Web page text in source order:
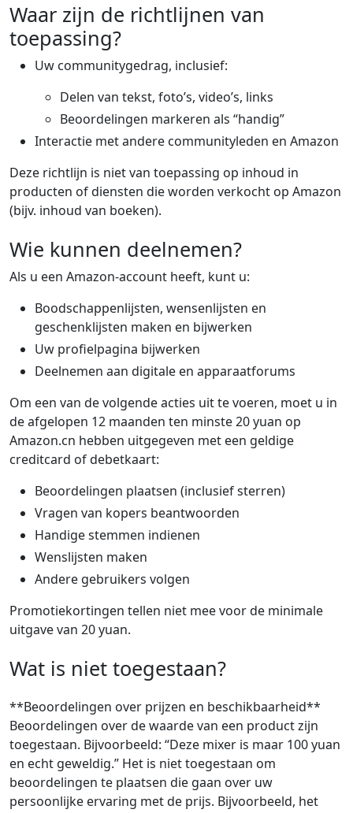
Waar zijn de richtlijnen van
toepassing?
Uw communitygedrag, inclusief:
Delen van tekst, foto’s, video’s, links
Beoordelingen markeren als “handig”
Interactie met andere communityleden en Amazon
Deze richtlijn is niet van toepassing op inhoud in
producten of diensten die worden verkocht op Amazon
(bijv. inhoud van boeken).
Wie kunnen deelnemen?
Als u een Amazon-account heeft, kunt u:
Boodschappenlijsten, wensenlijsten en
geschenklijsten maken en bijwerken
Uw profielpagina bijwerken
Deelnemen aan digitale en apparaatforums
Om een van de volgende acties uit te voeren, moet u in
de afgelopen 12 maanden ten minste 20 yuan op
Amazon.cn hebben uitgegeven met een geldige
creditcard of debetkaart:
Beoordelingen plaatsen (inclusief sterren)
Vragen van kopers beantwoorden
Handige stemmen indienen
Wenslijsten maken
Andere gebruikers volgen
Promotiekortingen tellen niet mee voor de minimale
uitgave van 20 yuan.
Wat is niet toegestaan?
**Beoordelingen over prijzen en beschikbaarheid**
Beoordelingen over de waarde van een product zijn
toegestaan. Bijvoorbeeld: “Deze mixer is maar 100 yuan
en echt geweldig.” Het is niet toegestaan om
beoordelingen te plaatsen die gaan over uw
persoonlijke ervaring met de prijs. Bijvoorbeeld, het